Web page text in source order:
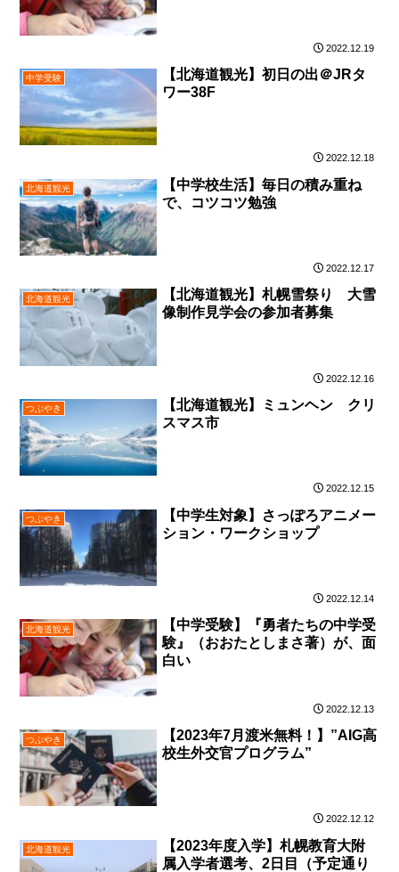
2022.12.19
中学受験
【北海道観光】初日の出＠JRタ
ワー38F
2022.12.18
北海道観光
【中学校生活】毎日の積み重ね
で、コツコツ勉強
2022.12.17
北海道観光
【北海道観光】札幌雪祭り 大雪
像制作見学会の参加者募集
2022.12.16
つぶやき
【北海道観光】ミュンヘン クリ
スマス市
2022.12.15
つぶやき
【中学生対象】さっぽろアニメー
ション・ワークショップ
2022.12.14
北海道観光
【中学受験】『勇者たちの中学受
験』（おおたとしまさ著）が、面
白い
2022.12.13
つぶやき
【2023年7月渡米無料！】”AIG高
校生外交官プログラム”
2022.12.12
北海道観光
【2023年度入学】札幌教育大附
属入学者選考、2日目（予定通り